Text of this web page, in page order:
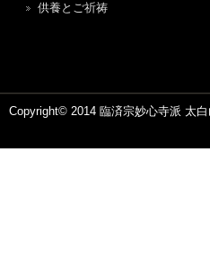
供養とご祈祷
Copyright© 2014 臨済宗妙心寺派 太